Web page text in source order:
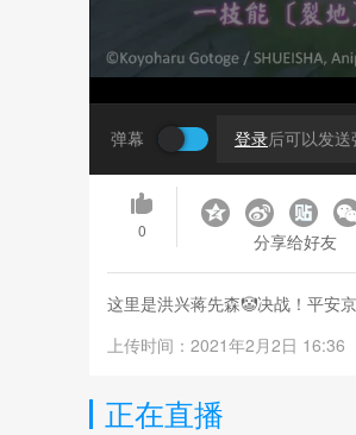
弹幕 登录后可以发
0 分享给好友
这里是洪兴蒋先森🤡决战！平安
上传时间：2021年2月2日 16:36
正在直播